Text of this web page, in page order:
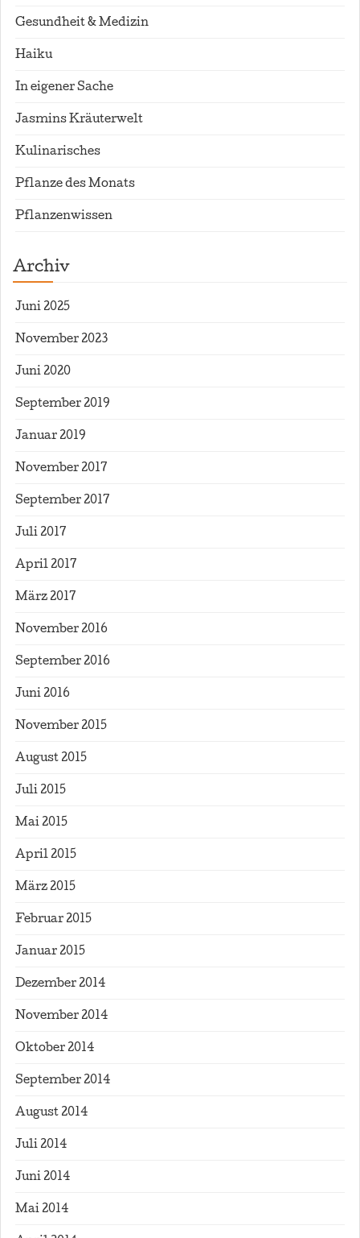
Gesundheit & Medizin
Haiku
In eigener Sache
Jasmins Kräuterwelt
Kulinarisches
Pflanze des Monats
Pflanzenwissen
Archiv
Juni 2025
November 2023
Juni 2020
September 2019
Januar 2019
November 2017
September 2017
Juli 2017
April 2017
März 2017
November 2016
September 2016
Juni 2016
November 2015
August 2015
Juli 2015
Mai 2015
April 2015
März 2015
Februar 2015
Januar 2015
Dezember 2014
November 2014
Oktober 2014
September 2014
August 2014
Juli 2014
Juni 2014
Mai 2014